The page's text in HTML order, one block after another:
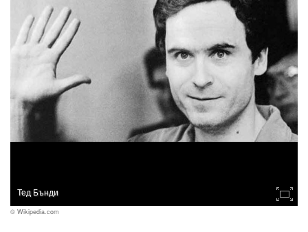
Тед Бънди
© Wikipedia.com